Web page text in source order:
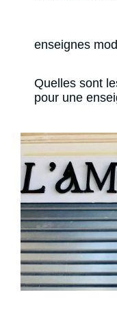
enseignes
Quelles sont
pour une